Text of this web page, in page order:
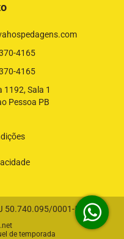
4165
4165
1192, Sala 1
Pessoa PB
50.740.095/0001-58
de temporada